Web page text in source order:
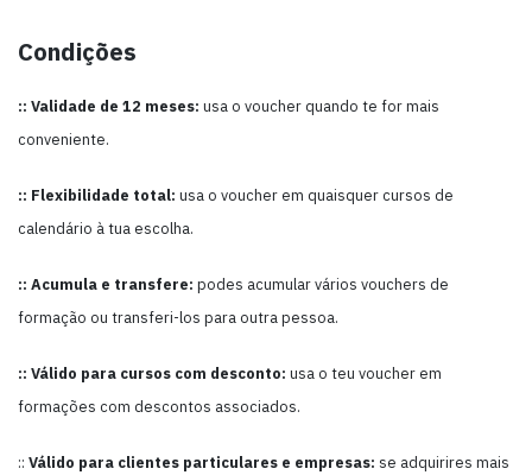
Condições
:: Validade de 12 meses: usa o voucher quando te for mais
conveniente.
:: Flexibilidade total: usa o voucher em quaisquer cursos de
calendário à tua escolha.
:: Acumula e transfere: podes acumular vários vouchers de
formação ou transferi-los para outra pessoa.
:: Válido para cursos com desconto: usa o teu voucher em
formações com descontos associados.
:: Válido para clientes particulares e empresas: se adquirires mais